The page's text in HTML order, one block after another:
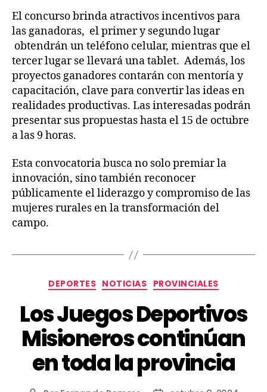
El concurso brinda atractivos incentivos para
las ganadoras, el primer y segundo lugar
obtendrán un teléfono celular, mientras que el
tercer lugar se llevará una tablet. Además, los
proyectos ganadores contarán con mentoría y
capacitación, clave para convertir las ideas en
realidades productivas. Las interesadas podrán
presentar sus propuestas hasta el 15 de octubre
a las 9 horas.
Esta convocatoria busca no solo premiar la
innovación, sino también reconocer
públicamente el liderazgo y compromiso de las
mujeres rurales en la transformación del
campo.
DEPORTES NOTICIAS PROVINCIALES
Los Juegos Deportivos
Misioneros continúan
en toda la provincia